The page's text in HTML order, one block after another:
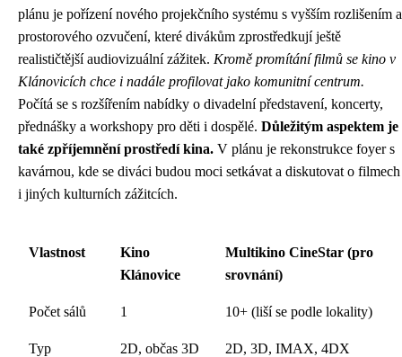
plánu je pořízení nového projekčního systému s vyšším rozlišením a
prostorového ozvučení, které divákům zprostředkují ještě
realističtější audiovizuální zážitek. Kromě promítání filmů se kino v
Klánovicích chce i nadále profilovat jako komunitní centrum.
Počítá se s rozšířením nabídky o divadelní představení, koncerty,
přednášky a workshopy pro děti i dospělé. Důležitým aspektem je
také zpříjemnění prostředí kina. V plánu je rekonstrukce foyer s
kavárnou, kde se diváci budou moci setkávat a diskutovat o filmech
i jiných kulturních zážitcích.
Vlastnost
Kino
Klánovice
Multikino CineStar (pro
srovnání)
Počet sálů 1 10+ (liší se podle lokality)
Typ
2D, občas 3D 2D, 3D, IMAX, 4DX